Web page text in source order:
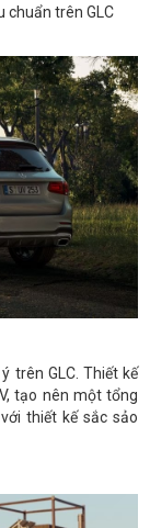
chuẩn trên GLC
trên GLC. Thiết kế
tạo nên một tổng
thiết kế sắc sảo